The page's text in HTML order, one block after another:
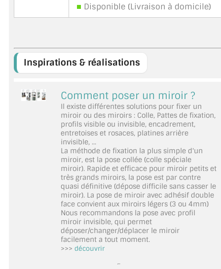
Disponible (Livraison à domicile)
Inspirations & réalisations
Comment poser un miroir ?
Il existe différentes solutions pour fixer un
miroir ou des miroirs : Colle, Pattes de fixation,
profils visible ou invisible, encadrement,
entretoises et rosaces, platines arrière
invisible, ...
La méthode de fixation la plus simple d'un
miroir, est la pose collée (colle spéciale
miroir). Rapide et efficace pour miroir petits et
très grands miroirs, la pose est par contre
quasi définitive (dépose difficile sans casser le
miroir). La pose de miroir avec adhésif double
face convient aux miroirs légers (3 ou 4mm)
Nous recommandons la pose avec profil
miroir invisible, qui permet
déposer/changer/déplacer le miroir
facilement a tout moment.
>>> découvrir